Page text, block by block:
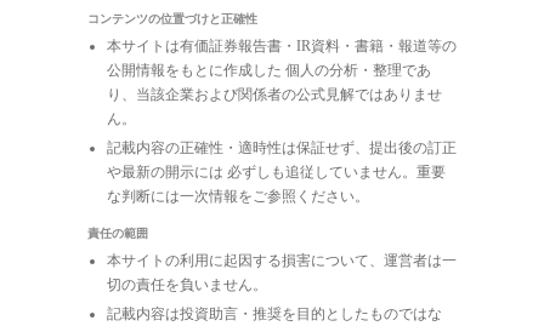
コンテンツの位置づけと正確性
本サイトは有価証券報告書・IR資料・書籍・報道等の
公開情報をもとに作成した 個人の分析・整理であ
り、当該企業および関係者の公式見解ではありませ
ん。
記載内容の正確性・適時性は保証せず、提出後の訂正
や最新の開示には 必ずしも追従していません。重要
な判断には一次情報をご参照ください。
責任の範囲
本サイトの利用に起因する損害について、運営者は一
切の責任を負いません。
記載内容は投資助言・推奨を目的としたものではな